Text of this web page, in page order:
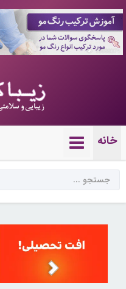
10088374
خانه